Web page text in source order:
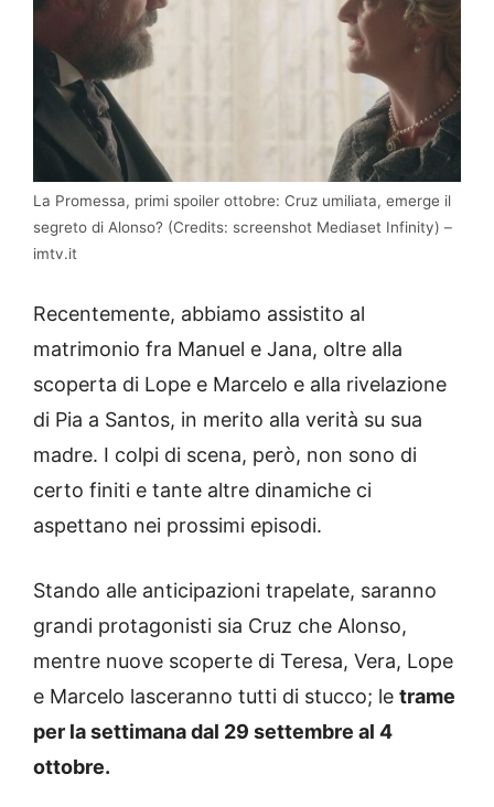
La Promessa, primi spoiler ottobre: Cruz umiliata, emerge il
segreto di Alonso? (Credits: screenshot Mediaset Infinity) –
imtv.it
Recentemente, abbiamo assistito al
matrimonio fra Manuel e Jana, oltre alla
scoperta di Lope e Marcelo e alla rivelazione
di Pia a Santos, in merito alla verità su sua
madre. I colpi di scena, però, non sono di
certo finiti e tante altre dinamiche ci
aspettano nei prossimi episodi.
Stando alle anticipazioni trapelate, saranno
grandi protagonisti sia Cruz che Alonso,
mentre nuove scoperte di Teresa, Vera, Lope
e Marcelo lasceranno tutti di stucco; le trame
per la settimana dal 29 settembre al 4
ottobre.